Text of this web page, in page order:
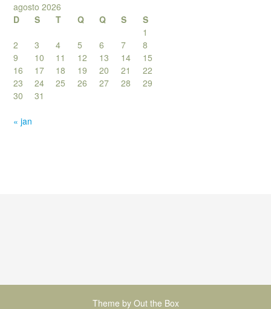
agosto 2026
D
S T Q Q S
S
1
2
3 4 5 6 7
8
9
10 11 12 13 14
15
16
17 18 19 20 21
22
23
24 25 26 27 28
29
30
31
« jan
Theme by Out the Box